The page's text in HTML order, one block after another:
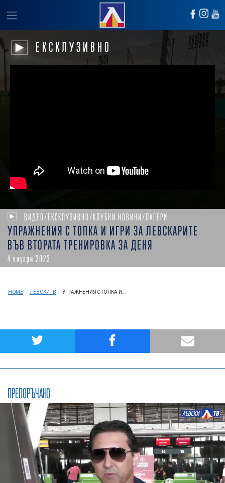
ЕКСКЛУЗИВНО
ВИДЕО/ЕКСКЛУЗИВНО/КЛУБНИ НОВИНИ/ЛАГЕРИ
УПРАЖНЕНИЯ С ТОПКА И ИГРИ ЗА ЛЕВСКАРИТЕ
ВЪВ ВТОРАТА ТРЕНИРОВКА ЗА ДЕНЯ
4 януари 2023
HOME / ЛЕВСКИ ТВ / УПРАЖНЕНИЯ С ТОПКА И...
ПРЕПОРЪЧАНО